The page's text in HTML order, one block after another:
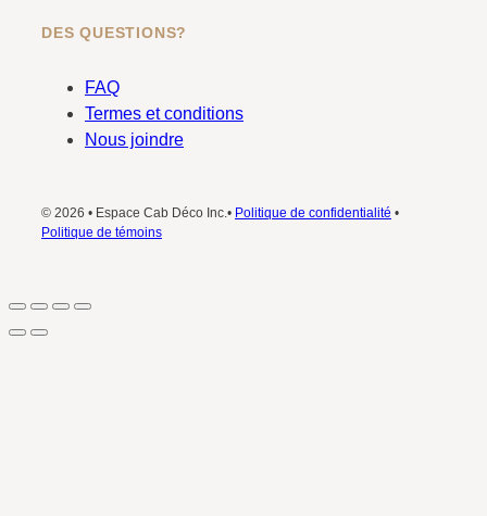
DES QUESTIONS?
FAQ
Termes et conditions
Nous joindre
© 2026 • Espace Cab Déco Inc.• Politique de confidentialité •
Politique de témoins